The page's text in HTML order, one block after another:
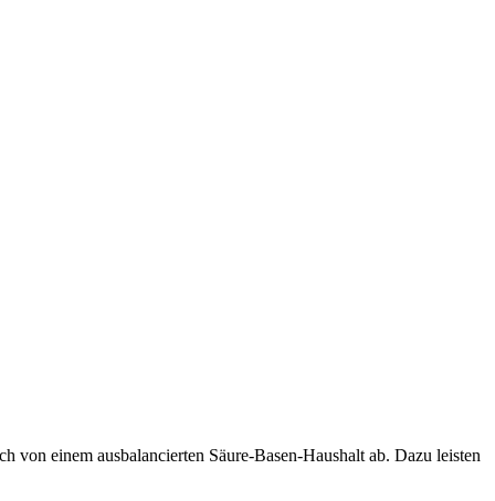
einem ausbalancierten Säure-Basen-Haushalt ab. Dazu leisten